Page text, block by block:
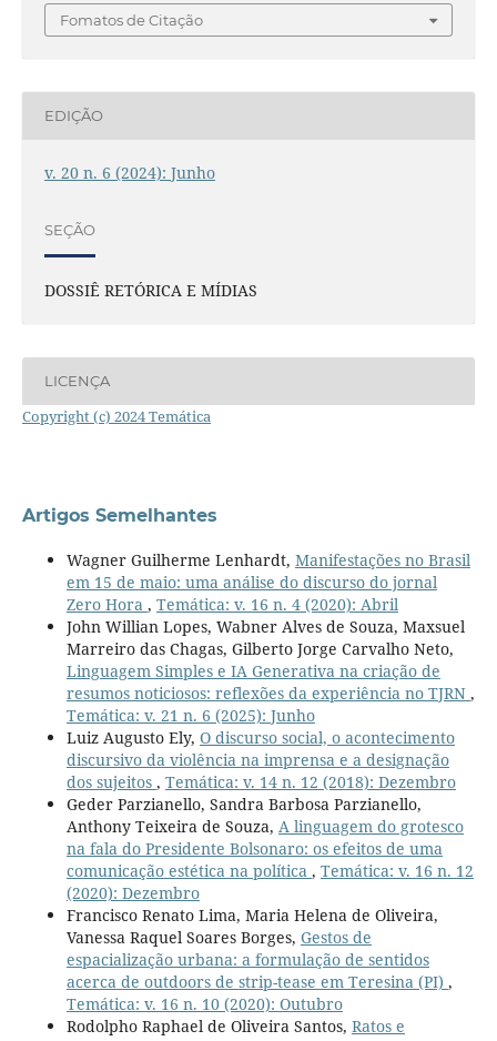
Fomatos de Citação
EDIÇÃO
v. 20 n. 6 (2024): Junho
SEÇÃO
DOSSIÊ RETÓRICA E MÍDIAS
LICENÇA
Copyright (c) 2024 Temática
Artigos Semelhantes
Wagner Guilherme Lenhardt, Manifestações no Brasil
em 15 de maio: uma análise do discurso do jornal
Zero Hora , Temática: v. 16 n. 4 (2020): Abril
John Willian Lopes, Wabner Alves de Souza, Maxsuel
Marreiro das Chagas, Gilberto Jorge Carvalho Neto,
Linguagem Simples e IA Generativa na criação de
resumos noticiosos: reflexões da experiência no TJRN ,
Temática: v. 21 n. 6 (2025): Junho
Luiz Augusto Ely, O discurso social, o acontecimento
discursivo da violência na imprensa e a designação
dos sujeitos , Temática: v. 14 n. 12 (2018): Dezembro
Geder Parzianello, Sandra Barbosa Parzianello,
Anthony Teixeira de Souza, A linguagem do grotesco
na fala do Presidente Bolsonaro: os efeitos de uma
comunicação estética na política , Temática: v. 16 n. 12
(2020): Dezembro
Francisco Renato Lima, Maria Helena de Oliveira,
Vanessa Raquel Soares Borges, Gestos de
espacialização urbana: a formulação de sentidos
acerca de outdoors de strip-tease em Teresina (PI) ,
Temática: v. 16 n. 10 (2020): Outubro
Rodolpho Raphael de Oliveira Santos, Ratos e